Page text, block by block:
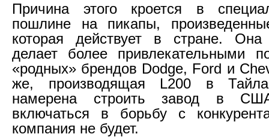
Причина этого кроется в
пошлине на пикапы,
которая действует в стране. Она
делает более привлекательными
«родных» брендов Dodge, Ford и
же, производящая L200 в
намерена строить завод в
включаться в борьбу с
компания не будет.